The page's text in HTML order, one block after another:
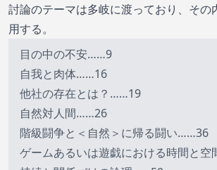
討論のテーマは多岐に渡っており、その
用する。
目の中の不安……9
自我と肉体……16
他社の存在とは？……19
自然対人間……26
階級闘争と＜自然＞に帰る闘い……36
ゲームあるいは遊戯における時間と